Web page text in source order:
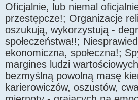
Oficjalnie, lub niemal
przestępcze!; Organizacje
oszukują, wykorzystują -
społeczeństwa!!;
ekonomiczna, społeczna!;
margines ludzi
bezmyślną powolną masę
karierowiczów, oszustów,